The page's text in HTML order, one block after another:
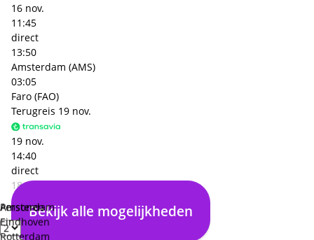
Personen
Amsterdam
Eindhoven
Rotterdam
16 nov.
11:45
direct
13:50
Amsterdam (AMS)
03:05
Faro (FAO)
Terugreis 19 nov.
19 nov.
14:40
direct
18:50
Faro (FAO)
03:10
Amsterdam (AMS)
Bekijk alle mogelijkheden